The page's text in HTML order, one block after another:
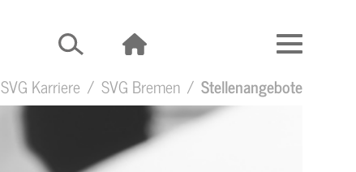
SVG Karriere SVG Bremen Stellenangebote